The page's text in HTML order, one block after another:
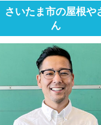
さいたま市の屋根や
ん